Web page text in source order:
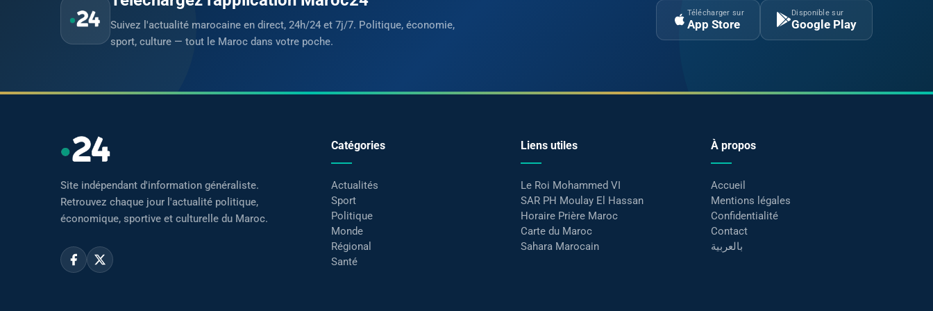
Suivez l'actualité marocaine en direct, 24h/24 et 7j/7. Politique, économie,
sport, culture — tout le Maroc dans votre poche.
Télécharger sur
App Store
Disponible sur
Google Play
Site indépendant d'information généraliste.
Retrouvez chaque jour l'actualité politique,
économique, sportive et culturelle du Maroc.
Catégories
Actualités
Sport
Politique
Monde
Régional
Santé
Liens utiles
Le Roi Mohammed VI
SAR PH Moulay El Hassan
Horaire Prière Maroc
Carte du Maroc
Sahara Marocain
À propos
Accueil
Mentions légales
Confidentialité
Contact
بالعربية